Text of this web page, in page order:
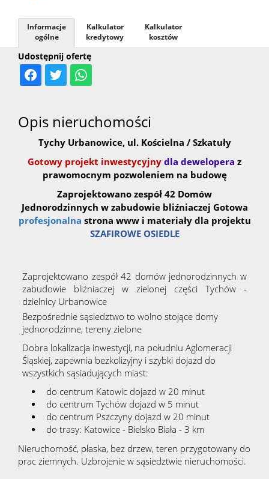
Facebook
Lokale
Udostępnij ofertę
Informacje
ogólne
Kalkulator
kredytowy
Kalkulator
kosztów
Opis nieruchomości
Tychy Urbanowice, ul. Kościelna / Szkatuły
Gotowy projekt inwestycyjny dla dewelopera z
prawomocnym pozwoleniem na budowę
Zaprojektowano zespół 42 Domów
Jednorodzinnych w zabudowie bliźniaczej Gotowa
profesjonalna strona www i materiały dla projektu
SZAFIROWE OSIEDLE
Zaprojektowano zespół 42 domów jednorodzinnych w
zabudowie bliźniaczej w zielonej części Tychów -
dzielnicy Urbanowice
Bezpośrednie sąsiedztwo to wolno stojące domy
jednorodzinne, tereny zielone
Dobra lokalizacja inwestycji, na południu Aglomeracji
Śląskiej, zapewnia bezkolizyjny i szybki dojazd do
wszystkich sąsiadujących miast:
do centrum Katowic dojazd w 20 minut
do centrum Tychów dojazd w 5 minut
do centrum Pszczyny dojazd w 20 minut
do trasy: Katowice - Bielsko Biała - 3 km
Nieruchomość, płaska, bez drzew, teren przygotowany do
prac ziemnych. Uzbrojenie w sąsiedztwie nieruchomości.